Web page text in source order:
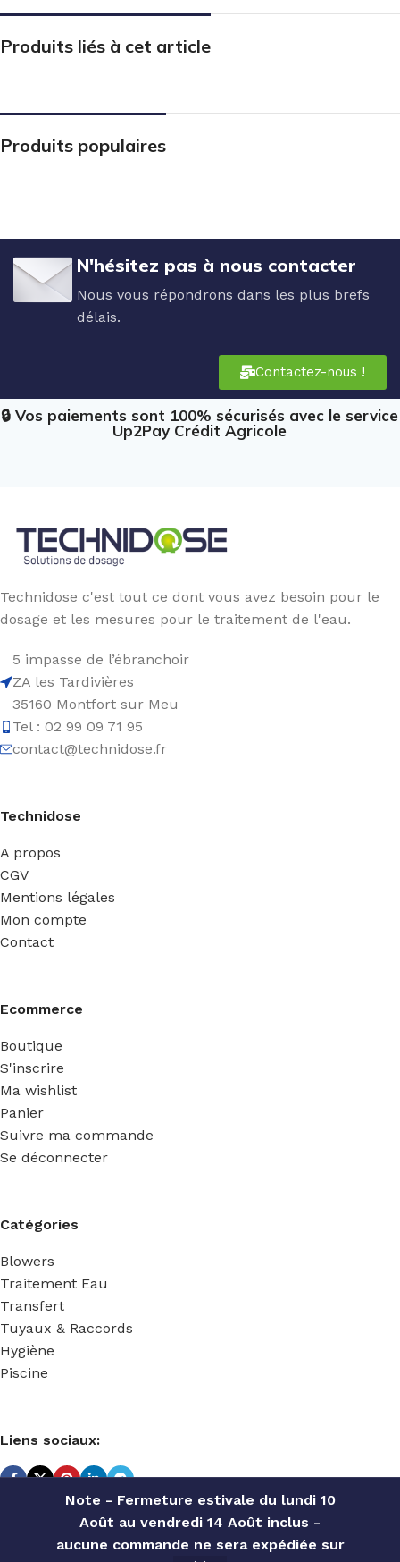
Note - Fermeture estivale du lundi 10
Août au vendredi 14 Août inclus -
aucune commande ne sera expédiée sur
Produits liés à cet article
Produits populaires
N'hésitez pas à nous contacter
Nous vous répondrons dans les plus brefs
délais.
Contactez-nous !
🔒 Vos paiements sont 100% sécurisés avec le service
Up2Pay Crédit Agricole
Technidose c'est tout ce dont vous avez besoin pour le
dosage et les mesures pour le traitement de l'eau.
5 impasse de l’ébranchoir
ZA les Tardivières
35160 Montfort sur Meu
Tel : 02 99 09 71 95
contact@technidose.fr
Technidose
A propos
CGV
Mentions légales
Mon compte
Contact
Ecommerce
Boutique
S'inscrire
Ma wishlist
Panier
Suivre ma commande
Se déconnecter
Catégories
Blowers
Traitement Eau
Transfert
Tuyaux & Raccords
Hygiène
Piscine
Liens sociaux:
TECHNIDOSE 2022 Réalisé parACS INFORMATIQUE